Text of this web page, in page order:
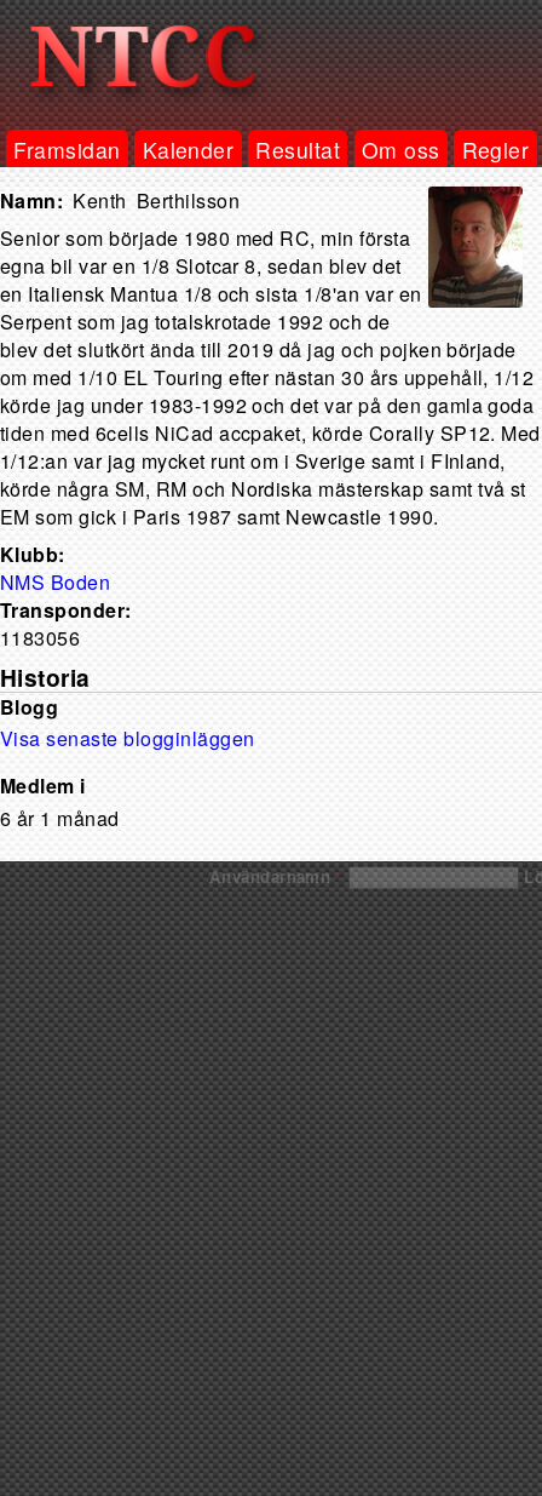
Framsidan Kalender Resultat Om oss Regler
Kenth Berthilsson
Senior som började 1980 med RC, min första
egna bil var en 1/8 Slotcar 8, sedan blev det
en Italiensk Mantua 1/8 och sista 1/8'an var en
Serpent som jag totalskrotade 1992 och de
blev det slutkört ända till 2019 då jag och pojken började
om med 1/10 EL Touring efter nästan 30 års uppehåll, 1/12
körde jag under 1983-1992 och det var på den gamla goda
tiden med 6cells NiCad accpaket, körde Corally SP12. Med
1/12:an var jag mycket runt om i Sverige samt i FInland,
körde några SM, RM och Nordiska mästerskap samt två st
EM som gick i Paris 1987 samt Newcastle 1990.
Klubb:
NMS Boden
Transponder:
1183056
Historia
Blogg
Visa senaste blogginläggen
Medlem i
6 år 1 månad
Användarnamn*